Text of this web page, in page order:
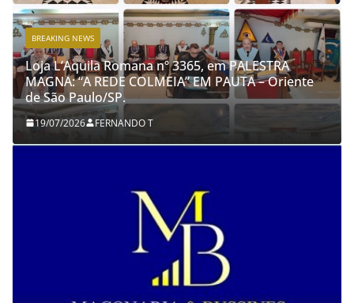
BREAKING NEWS
Loja L’Aquila Romana nº 3365, em PALESTRA
MAGNA: “A REDE COLMEIA” EM PAUTA – Oriente
de São Paulo/SP.
19/07/2026 FERNANDO T